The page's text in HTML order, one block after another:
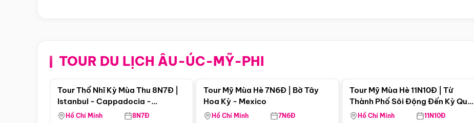
TOUR DU LỊCH ÂU-ÚC-MỸ-PHI
Điểm nổi bật
Tour Thổ Nhĩ Kỳ Mùa Thu 8N7Đ |
Istanbul - Cappadocia -
Pamukkale
Hồ Chí Minh 8N7Đ
Tour Mỹ Mùa Hè 7N6Đ | Bờ Tây
Hoa Kỳ - Mexico
Hồ Chí Minh 7N6Đ
Tour Mỹ Mùa Hè 11N10Đ | Từ
Thành Phố Sôi Động Đến Kỳ Quan
Thiên Nhiên Mỹ
Hồ Chí Minh 11N10Đ